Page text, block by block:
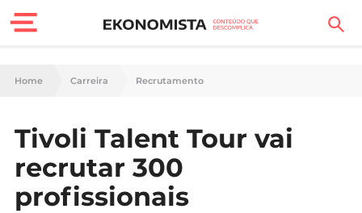
Finanças Pessoais
Carreira
Casa
Home Carreira Recrutamento
Tivoli Talent Tour vai
recrutar 300
profissionais